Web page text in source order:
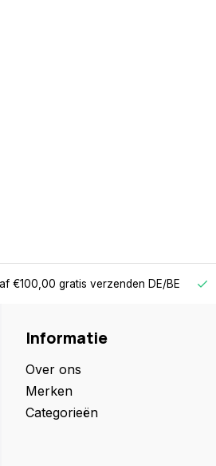
€100,00 gratis verzenden DE/BE
Informatie
Over ons
Merken
Categorieën